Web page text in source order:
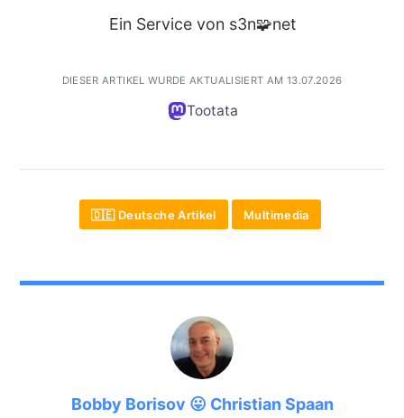
Ein Service von s3n🧩net
DIESER ARTIKEL WURDE AKTUALISIERT AM 13.07.2026
Tootata
🇩🇪 Deutsche Artikel Multimedia
Bobby Borisov 😛 Christian Spaan